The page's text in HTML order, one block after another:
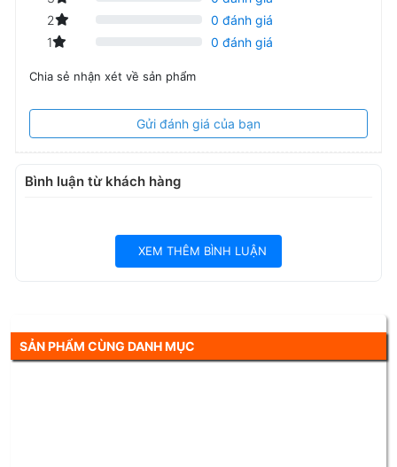
Huawei Hilink nên rất tiện lợi trong quá trình sử dụng và cài đặt,
bạn có thể đổi tên và mật khẩu wifi trên ứng đụng, đồng thời có
thể biết được dung lượng đã sử dụng là bao nhiêu và cũng có
còn cho phép bạn nhắn tin, quản trị người dùng, cài đặt chức
2
0 đánh giá
1
0 đánh giá
Chia sẻ nhận xét về sản phẩm
Gửi đánh giá của bạn
Bình luận từ khách hàng
XEM THÊM BÌNH LUẬN
SẢN PHẨM CÙNG DANH MỤC